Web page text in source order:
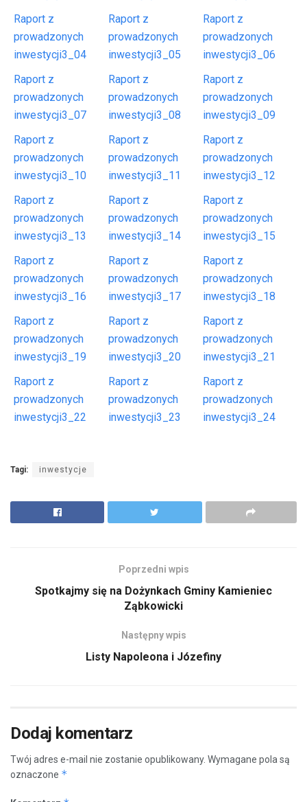
Raport z
prowadzonych
inwestycji3_04
Raport z
prowadzonych
inwestycji3_05
Raport z
prowadzonych
inwestycji3_06
Raport z
prowadzonych
inwestycji3_07
Raport z
prowadzonych
inwestycji3_08
Raport z
prowadzonych
inwestycji3_09
Raport z
prowadzonych
inwestycji3_10
Raport z
prowadzonych
inwestycji3_11
Raport z
prowadzonych
inwestycji3_12
Raport z
prowadzonych
inwestycji3_13
Raport z
prowadzonych
inwestycji3_14
Raport z
prowadzonych
inwestycji3_15
Raport z
prowadzonych
inwestycji3_16
Raport z
prowadzonych
inwestycji3_17
Raport z
prowadzonych
inwestycji3_18
Raport z
prowadzonych
inwestycji3_19
Raport z
prowadzonych
inwestycji3_20
Raport z
prowadzonych
inwestycji3_21
Raport z
prowadzonych
inwestycji3_22
Raport z
prowadzonych
inwestycji3_23
Raport z
prowadzonych
inwestycji3_24
Tagi: inwestycje
Poprzedni wpis
Spotkajmy się na Dożynkach Gminy Kamieniec
Ząbkowicki
Następny wpis
Listy Napoleona i Józefiny
Dodaj komentarz
Twój adres e-mail nie zostanie opublikowany. Wymagane pola są
oznaczone *